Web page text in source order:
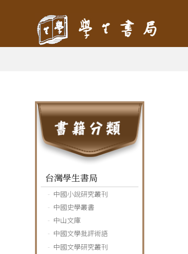
台灣學生書局
中國小說研究叢刊
中國史學叢書
中山文庫
中國文學批評術語
中國文學研究叢刊